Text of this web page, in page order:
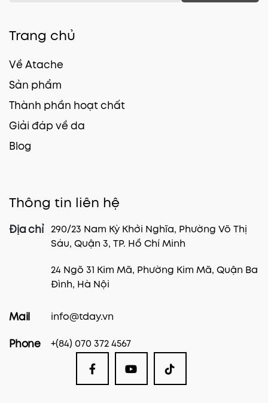
Trang chủ
Về Atache
Sản phẩm
Thành phần hoạt chất
Giải đáp về da
Blog
Thông tin liên hệ
Địa chỉ
290/23 Nam Kỳ Khởi Nghĩa, Phường Võ Thị
Sáu, Quận 3, TP. Hồ Chí Minh
24 Ngõ 31 Kim Mã, Phường Kim Mã, Quận Ba
Đình, Hà Nội
Mail info@tday.vn
Phone +(84) 070 372 4567